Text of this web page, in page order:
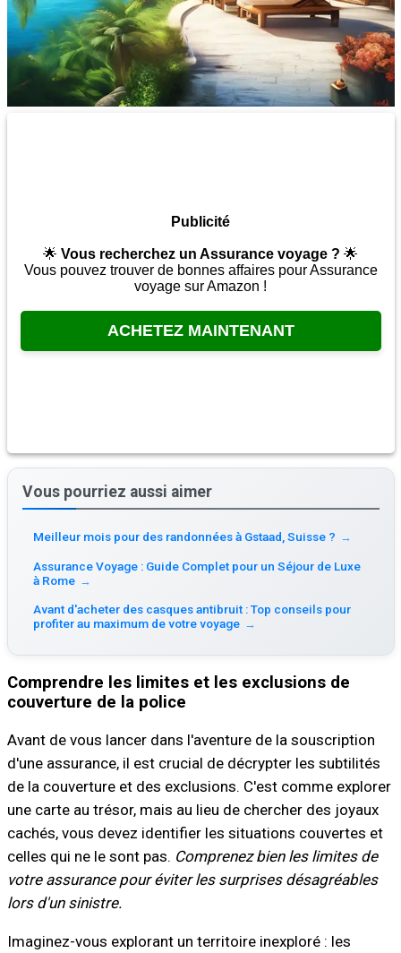
Publicité
🌟 Vous recherchez un Assurance voyage ? 🌟
Vous pouvez trouver de bonnes affaires pour Assurance
voyage sur Amazon !
ACHETEZ MAINTENANT
Vous pourriez aussi aimer
Meilleur mois pour des randonnées à Gstaad, Suisse ? →
Assurance Voyage : Guide Complet pour un Séjour de Luxe
à Rome →
Avant d'acheter des casques antibruit : Top conseils pour
profiter au maximum de votre voyage →
Comprendre les limites et les exclusions de
couverture de la police
Avant de vous lancer dans l'aventure de la souscription
d'une assurance, il est crucial de décrypter les subtilités
de la couverture et des exclusions. C'est comme explorer
une carte au trésor, mais au lieu de chercher des joyaux
cachés, vous devez identifier les situations couvertes et
celles qui ne le sont pas. Comprenez bien les limites de
votre assurance pour éviter les surprises désagréables
lors d'un sinistre.
Imaginez-vous explorant un territoire inexploré : les